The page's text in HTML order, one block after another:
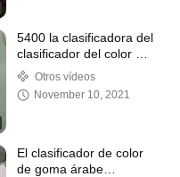
5400 la clasificadora del
clasificador del color de
la sal del canal inclinado
1 separa el negro del
blanco
Otros vídeos
November 10, 2021
El clasificador de color
de goma árabe